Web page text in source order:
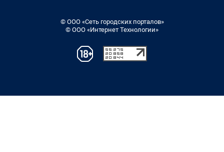
© ООО «Сеть городских порталов»
© ООО «Интернет Технологии»